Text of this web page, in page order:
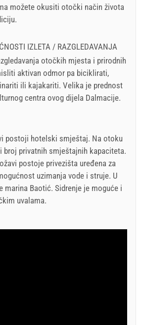
možete okusiti otočki način života
IZLETA / RAZGLEDAVANJA
otočkih mjesta i prirodnih
aktivan odmor pa biciklirati,
ili kajakariti. Velika je prednost
centra ovog dijela Dalmacije.
postoji hotelski smještaj. Na otoku
broj privatnih smještajnih kapaciteta.
postoje privezišta uređena za
uzimanja vode i struje. U
marina Baotić. Sidrenje je moguće i
uvalama.